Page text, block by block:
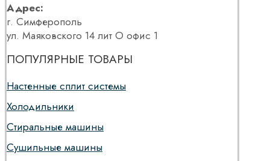
Адрес:
г. Симферополь
ул. Маяковского 14 лит О офис 1
ПОПУЛЯРНЫЕ ТОВАРЫ
Настенные сплит системы
Холодильники
Стиральные машины
Сушильные машины